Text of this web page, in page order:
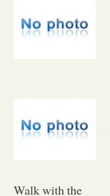
Walk with the